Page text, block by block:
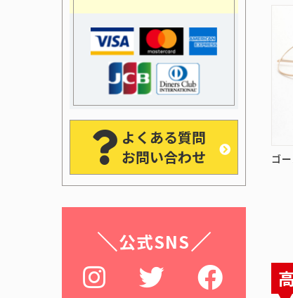
ゴ
よくある質問
お問い合わせ
公式SNS